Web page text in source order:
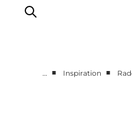
… ■ Inspiration ■